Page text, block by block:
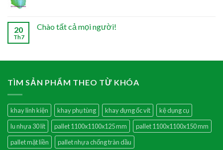
20
Th7
Chào tất cả mọi người!
TÌM SẢN PHẨM THEO TỪ KHÓA
khay linh kiện khay phụ tùng khay đựng ốc vít
kệ dụng cụ
lu nhựa 30 lít
pallet 1100x1100x125 mm
pallet 1100x1100x150 mm
pallet mặt liền
pallet nhựa chống tràn dầu